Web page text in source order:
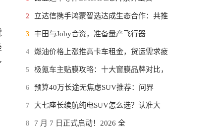
2 立达信携手鸿蒙智选达成生态合作：共推
3 丰田与Joby合资，准备量产飞行器
4 燃油价格上涨推高卡车租金，货运需求疲
5 极氪车主贴膜攻略：十大窗膜品牌对比，
6 预算40万长途无焦虑SUV推荐：问界
7 大七座长续航纯电SUV怎么选？认准大
8 7 月 7 日正式启动！2026 全